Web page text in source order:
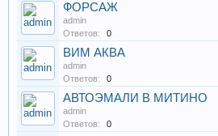
ФОРСАЖ
admin
Ответов:
0
ВИМ АКВА
admin
Ответов:
0
АВТОЭМАЛИ В МИТИНО
admin
Ответов:
0